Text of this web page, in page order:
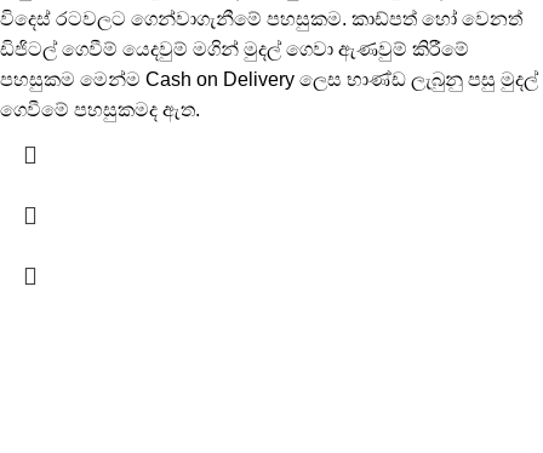
විදෙස් රටවලට ගෙන්වාගැනීමේ පහසුකම. කාඩ්පත් හෝ වෙනත්
ඩිජිටල් ගෙවීම් යෙදවුම් මගින් මුදල් ගෙවා ඇණවුම් කිරීමේ
පහසුකම මෙන්ම Cash on Delivery ලෙස භාණ්ඩ ලැබුනු පසු මුදල්
ගෙවීමේ පහසුකමද ඇත.